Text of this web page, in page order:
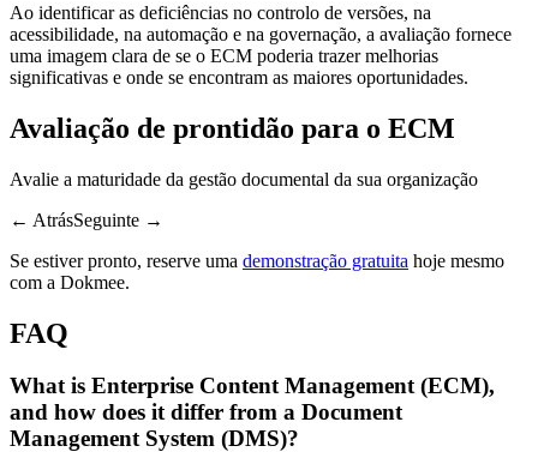
Ao identificar as deficiências no controlo de versões, na
acessibilidade, na automação e na governação, a avaliação fornece
uma imagem clara de se o ECM poderia trazer melhorias
significativas e onde se encontram as maiores oportunidades.
Avaliação de prontidão para o ECM
Avalie a maturidade da gestão documental da sua organização
← AtrásSeguinte →
Se estiver pronto, reserve uma demonstração gratuita hoje mesmo
com a Dokmee.
FAQ
What is Enterprise Content Management (ECM),
and how does it differ from a Document
Management System (DMS)?